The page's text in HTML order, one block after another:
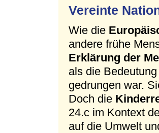
Vereinte
Wie die
andere frühe
Erklärung der
als die
gedrungen war.
Doch die
24.c im Kontext
auf die Umwelt